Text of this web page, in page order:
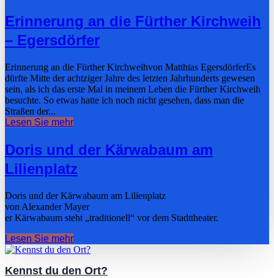
Erinnerung an die Fürther Kirchweih
– Egersdörfer
Erinnerung an die Fürther Kirchweihvon Matthias EgersdörferEs
dürfte Mitte der achtziger Jahre des letzten Jahrhunderts gewesen
sein, als ich das erste Mal in meinem Leben die Fürther Kirchweih
besuchte. So etwas hatte ich noch nicht gesehen, dass man die
Straßen der...
Lesen Sie mehr
Doris und der Kärwabaum am
Lilienplatz
Doris und der Kärwabaum am Lilienplatz
von Alexander Mayer
er Kärwabaum steht „traditionell“ vor dem Stadttheater.
Lesen Sie mehr
Kennst du den Ort?